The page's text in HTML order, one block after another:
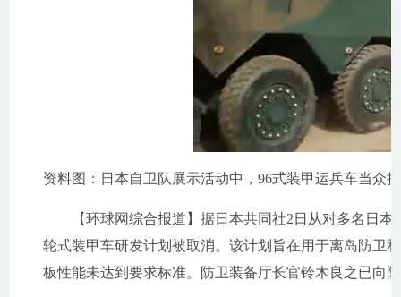
资料图：日本自卫队展示活动中，96式装甲运兵车当众
【环球网综合报道】据日本共同社2日从对多名日本
轮式装甲车研发计划被取消。该计划旨在用于离岛防卫
板性能未达到要求标准。防卫装备厅长官铃木良之已向